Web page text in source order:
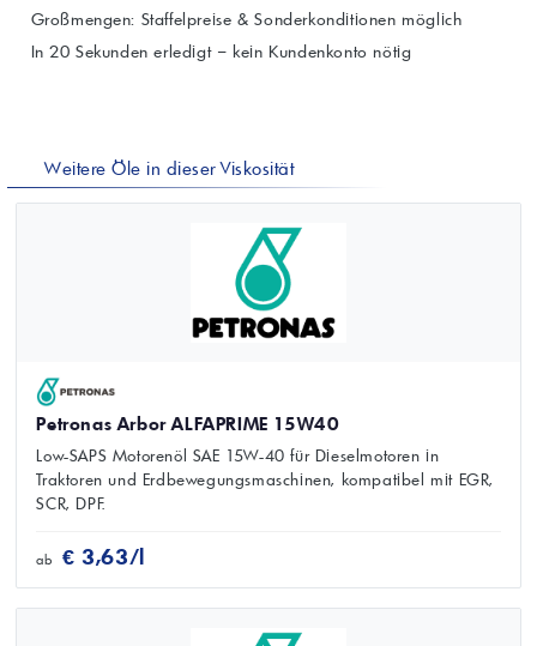
Großmengen: Staffelpreise & Sonderkonditionen möglich
In 20 Sekunden erledigt – kein Kundenkonto nötig
Weitere Öle in dieser Viskosität
Petronas Arbor ALFAPRIME 15W40
Low-SAPS Motorenöl SAE 15W-40 für Dieselmotoren in
Traktoren und Erdbewegungsmaschinen, kompatibel mit EGR,
SCR, DPF.
ab € 3,63/l